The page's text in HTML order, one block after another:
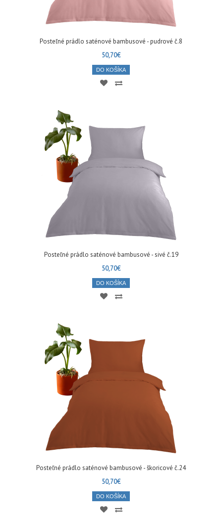
Posteľné prádlo saténové bambusové - pudrové č.8
50,70€
DO KOŠÍKA
Posteľné prádlo saténové bambusové - sivé č.19
50,70€
DO KOŠÍKA
Posteľné prádlo saténové bambusové - škoricové č.24
50,70€
DO KOŠÍKA